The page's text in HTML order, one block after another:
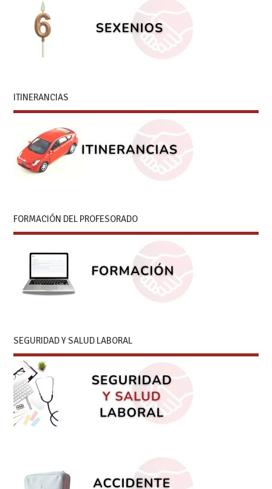
ITINERANCIAS
FORMACIÓN DEL PROFESORADO
SEGURIDAD Y SALUD LABORAL